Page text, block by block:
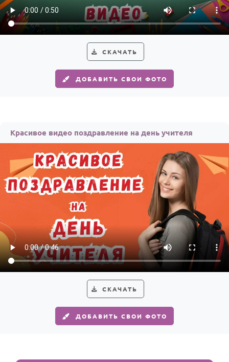
СКАЧАТЬ
ДОБАВИТЬ СВОИ ФОТО
Красивое видео поздравление на день учителя
СКАЧАТЬ
ДОБАВИТЬ СВОИ ФОТО